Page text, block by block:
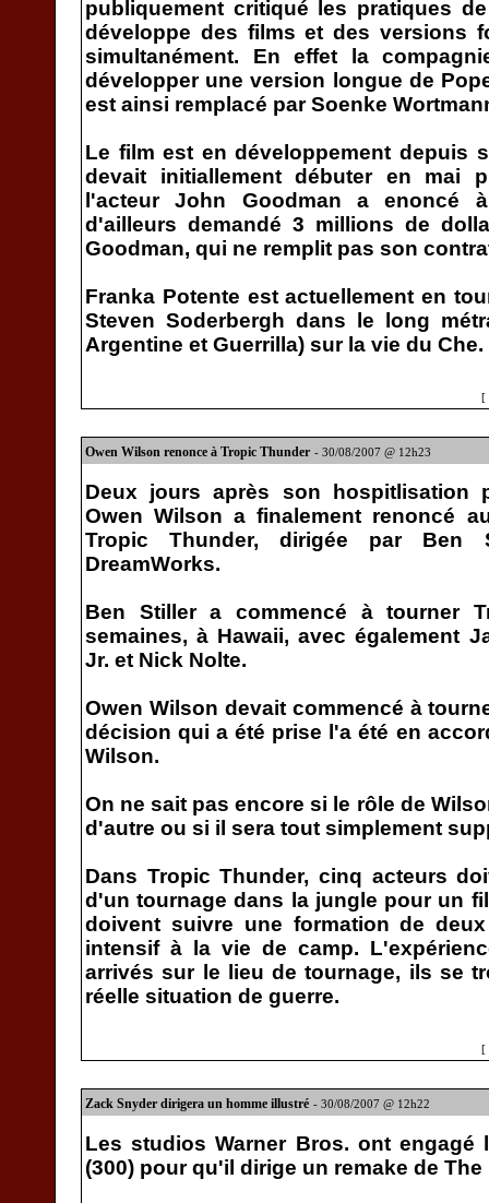
publiquement critiqué les pratiques
développe des films et des versions
simultanément. En effet la
développer une version longue de
est ainsi remplacé par Soenke
Le film est en développement depuis
devait initiallement débuter en mai
l'acteur John Goodman a enoncé
d'ailleurs demandé 3 millions de
Goodman, qui ne remplit pas son
Franka Potente est actuellement en
Steven Soderbergh dans le long
Argentine et Guerrilla) sur la vie du Che.
[
Owen Wilson renonce à Tropic Thunder - 30/08/2007 @ 12h23
Deux jours après son hospitlisation
Owen Wilson a finalement renoncé
Tropic Thunder, dirigée par Ben
DreamWorks.
Ben Stiller a commencé à tourner
semaines, à Hawaii, avec également
Jr. et Nick Nolte.
Owen Wilson devait commencé à
décision qui a été prise l'a été en
Wilson.
On ne sait pas encore si le rôle de
d'autre ou si il sera tout simplement
Dans Tropic Thunder, cinq acteurs
d'un tournage dans la jungle pour un
doivent suivre une formation de
intensif à la vie de camp.
arrivés sur le lieu de tournage, ils se
réelle situation de guerre.
[
Zack Snyder dirigera un homme illustré - 30/08/2007 @ 12h22
Les studios Warner Bros. ont engagé
(300) pour qu'il dirige un remake de